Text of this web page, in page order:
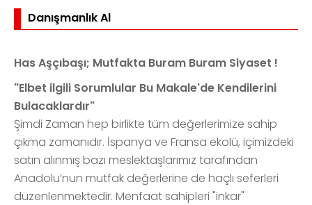
Danışmanlık Al
Has Aşçıbaşı; Mutfakta Buram Buram Siyaset !
"Elbet ilgili Sorumlular Bu Makale'de Kendilerini
Bulacaklardır"
Şimdi Zaman hep birlikte tüm değerlerimize sahip
çıkma zamanıdır. İspanya ve Fransa ekolü, içimizdeki
satın alınmış bazı meslektaşlarımız tarafından
Anadolu’nun mutfak değerlerine de haçlı seferleri
düzenlenmektedir. Menfaat sahipleri "inkar"